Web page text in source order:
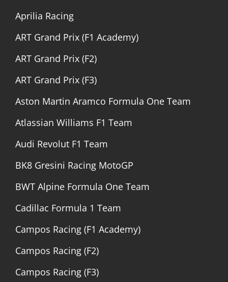
Aprilia Racing
ART Grand Prix (F1 Academy)
ART Grand Prix (F2)
ART Grand Prix (F3)
Aston Martin Aramco Formula One Team
Atlassian Williams F1 Team
Audi Revolut F1 Team
BK8 Gresini Racing MotoGP
BWT Alpine Formula One Team
Cadillac Formula 1 Team
Campos Racing (F1 Academy)
Campos Racing (F2)
Campos Racing (F3)